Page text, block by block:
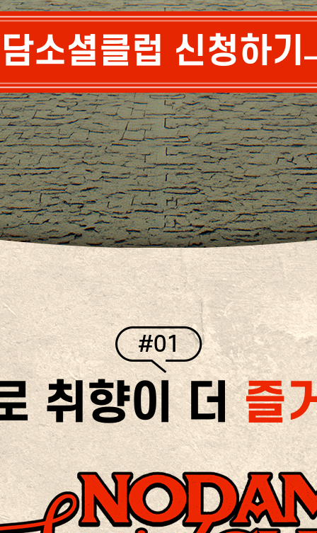
소셜클럽 신청하기
#01
취향이 더즐